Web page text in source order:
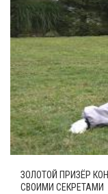
ЗОЛОТОЙ ПРИЗЁР
СВОИМИ СЕКРЕТАМИ